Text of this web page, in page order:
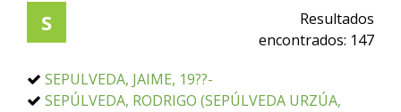
S
Resultados
encontrados: 147
SEPULVEDA, JAIME, 19??-
SEPÚLVEDA, RODRIGO (SEPÚLVEDA URZÚA,